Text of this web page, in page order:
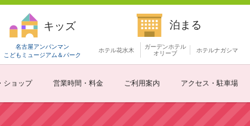
キッズ
名古屋アンパンマン
こどもミュージアム ＆パーク
泊まる
ホテル花水木
ガーデンホテル
オリーブ
ホテルナガシマ
ショップ 営業時間・料金 ご利用案内 アクセス・駐車場